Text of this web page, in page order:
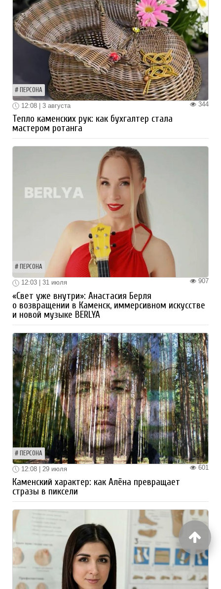
ПЕРСОНА
344
12:08 | 3 августа
Тепло каменских рук: как бухгалтер стала
мастером ротанга
ПЕРСОНА
907
12:03 | 31 июля
«Свет уже внутри»: Анастасия Берля
о возвращении в Каменск, иммерсивном искусстве
и новой музыке BERLYA
ПЕРСОНА
601
12:08 | 29 июля
Каменский характер: как Алёна превращает
стразы в пиксели